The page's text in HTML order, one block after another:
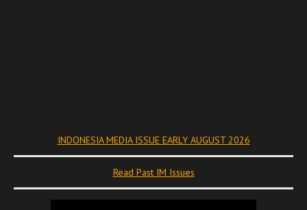
INDONESIA MEDIA ISSUE EARLY AUGUST 2026
Read Past IM Issues